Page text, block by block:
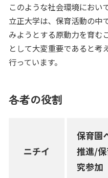
このような社会環境におい
立正大学は、保育活動の中
みようとする原動力を育む
として大変重要であると考
行っています。
各者の役割
ニチイ
保育園
推進/
究参加